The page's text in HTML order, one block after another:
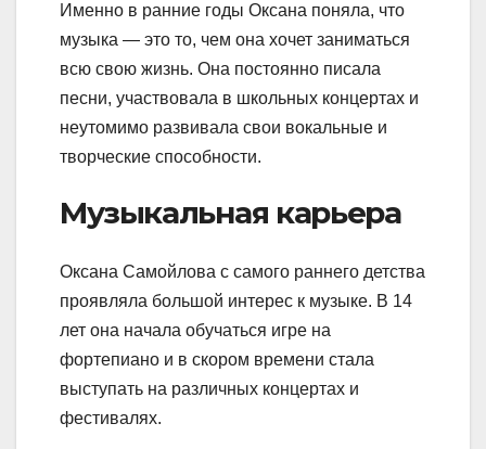
Именно в ранние годы Оксана поняла, что
музыка — это то, чем она хочет заниматься
всю свою жизнь. Она постоянно писала
песни, участвовала в школьных концертах и
неутомимо развивала свои вокальные и
творческие способности.
Музыкальная карьера
Оксана Самойлова с самого раннего детства
проявляла большой интерес к музыке. В 14
лет она начала обучаться игре на
фортепиано и в скором времени стала
выступать на различных концертах и
фестивалях.